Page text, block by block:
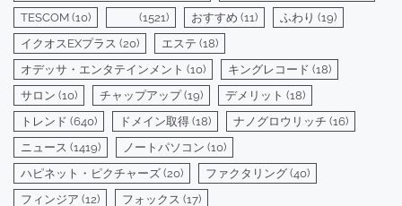
TESCOM (10) (1521) おすすめ (11) ふわり (19)
イクオスEXプラス (20) エステ (18)
オデッサ・エンタテインメント (10) キングレコード (18)
サロン (10) チャップアップ(19) デメリット (18)
トレンド (640) ドメイン取得 (18) ナノグロウリッチ (16)
ニュース (1419) ノートパソコン (10)
ハピネット・ピクチャーズ (20) ファクタリング (40)
フィンジア (12) フォックス (17)